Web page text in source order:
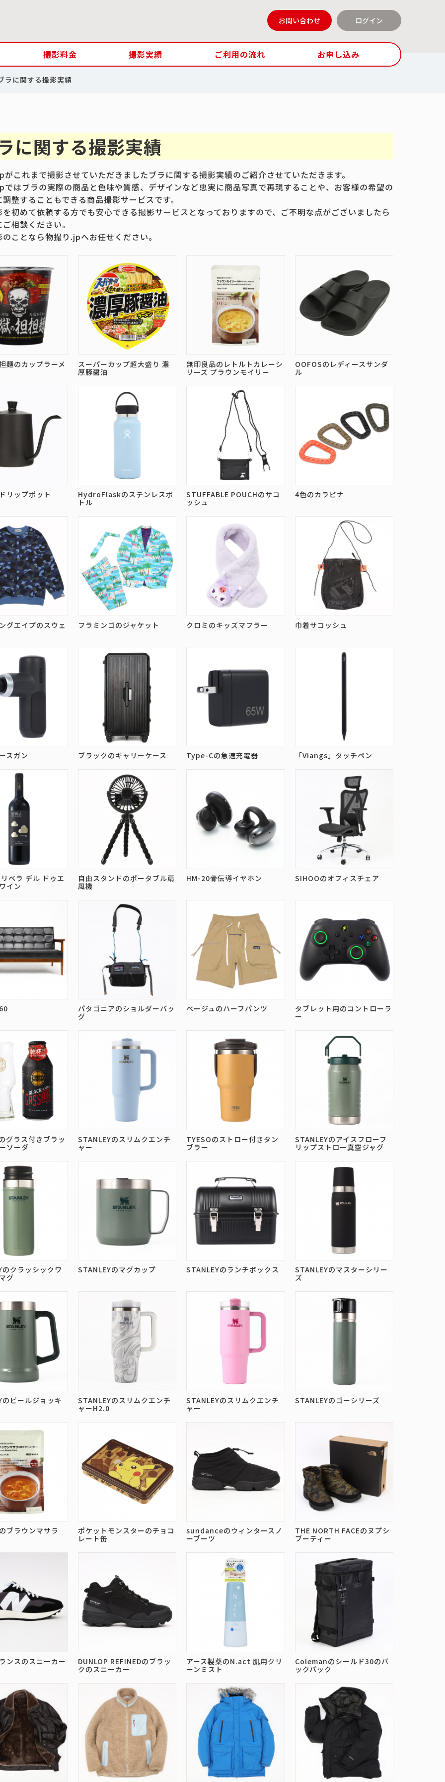
お問い合わせ ログイン
撮影料金 撮影実績 ご利用の流れ お申し込み
ラに関する撮影実績
に関する撮影実績
がこれまで撮影させていただきましたブラに関する撮影実績のご紹介させていただきます。
ではブラの実際の商品と色味や質感、デザインなど忠実に商品写真で再現することや、お客様の希望の
整することもできる商品撮影サービスです。
を初めて依頼する方でも安心できる撮影サービスとなっておりますので、ご不明な点がございましたら
相談ください。
ことなら物撮り.jpへお任せください。
麺のカップラーメ
スーパーカップ超大盛り 濃
厚豚醤油
無印良品のレトルトカレーシ
リーズ プラウンモイリー
OOFOSのレディースサンダ
ル
リップポット
HydroFlaskのステンレスボ
トル
STUFFABLE POUCHのサコ
ッシュ
4色のカラビナ
グエイプのスウェ フラミンゴのジャケット クロミのキッズマフラー 巾着サコッシュ
スガン ブラックのキャリーケース Type-Cの急速充電器 「Viangs」タッチペン
ベラ デル ドゥエ
イン
自由スタンドのポータブル扇
風機
HM-20骨伝導イヤホン SIHOOのオフィスチェア
パタゴニアのショルダーバッ
グ
ベージュのハーフパンツ
タブレット用のコントローラ
ー
グラス付きブラッ
ソーダ
STANLEYのスリムクエンチ
ャー
TYESOのストロー付きタン
ブラー
STANLEYのアイスフローフ
リップストロー真空ジャグ
のクラッシックワ
グ
STANLEYのマグカップ STANLEYのランチボックス
STANLEYのマスターシリー
ズ
のビールジョッキ
STANLEYのスリムクエンチ
ャーH2.0
STANLEYのスリムクエンチ
ャー
STANLEYのゴーシリーズ
ブラウンマサラ
ポケットモンスターのチョコ
レート缶
sundanceのウィンタースノ
ーブーツ
THE NORTH FACEのヌプシ
ブーティー
ンスのスニーカー
DUNLOP REFINEDのブラッ
クのスニーカー
アース製薬のN.act 肌用クリ
ーンミスト
Colemanのシールド30のバ
ックパック